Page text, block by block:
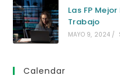
Las FP
Trabajo
MAYO 9, 2024 /
Calendar